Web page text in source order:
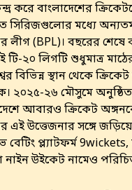
করে বাংলাদেশের
সিরিজগুলোর মধ্যে
লীগ (BPL)। বছরের শেষে
২০ লিগটি শুধুমাত্র
বিভিন্ন স্থান থেকে
২০২৫-২৬ মৌসুমে
আবারও ক্রিকেট
উত্তেজনার সঙ্গে
বেটিং প্ল্যাটফর্ম
নাইন উইকেট নামেও